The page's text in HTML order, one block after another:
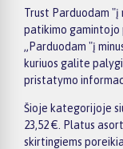
Trust Parduodam "į
patikimo gamintojo
„Parduodam "į
kuriuos galite
pristatymo
Šioje kategorijoje
23,52 €. Platus
skirtingiems